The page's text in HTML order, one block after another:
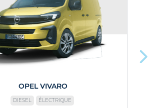
OPEL VIVARO
DIESEL ÉLECTRIQUE